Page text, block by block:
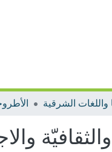
والثقافيّة